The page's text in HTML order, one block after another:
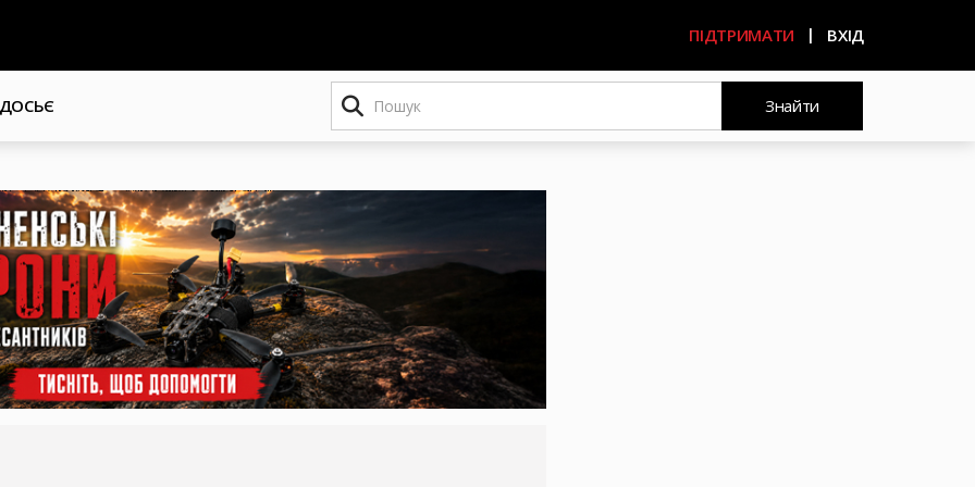
ПІДТРИМАТИ ВХІД
ДОСЬЄ
Пошук
Знайти